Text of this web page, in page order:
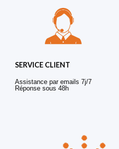
SERVICE CLIENT
Assistance par emails 7j/7
Réponse sous 48h